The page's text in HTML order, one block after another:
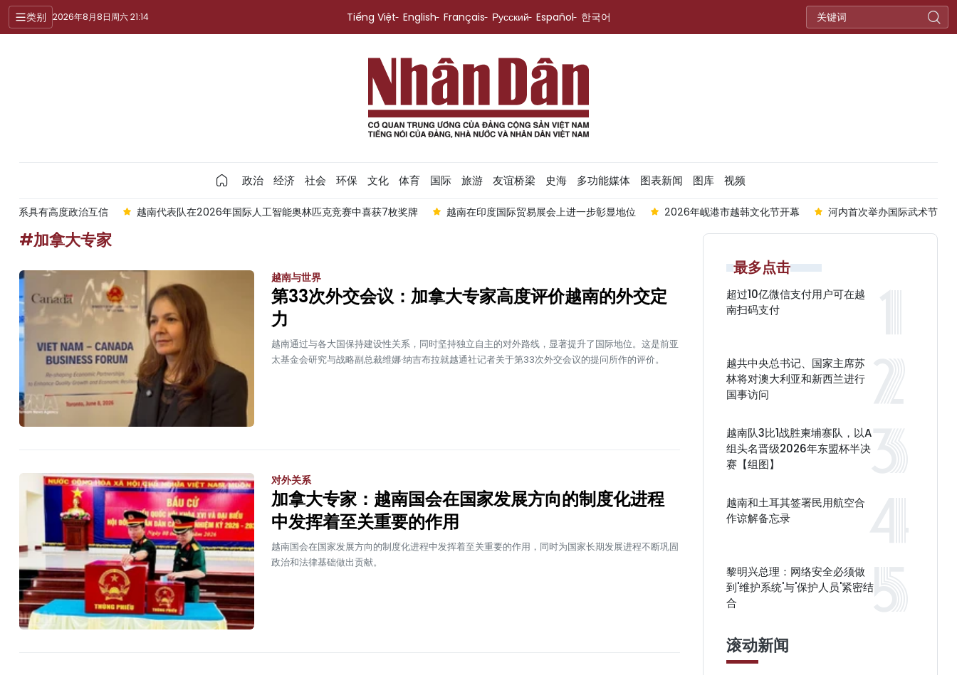
类别 2026年8月8日周六 21:14 Tiếng Việt English Français Русский Español 한국어
政治 经济 社会 环保 文化 体育 国际 旅游 友谊桥梁 史海 多功能媒体 图表新闻 图库 视频
关系具有高度政治互信 越南代表队在2026年国际人工智能奥林匹克竞赛中喜获7枚奖牌 越南在印度国际贸易展会上进一步彰显地位 2026年岘港市越韩文化节开幕 河内首次举办国际武术节
#加拿大专家
越南与世界
第33次外交会议：加拿大专家高度评价越南的外交定
力
越南通过与各大国保持建设性关系，同时坚持独立自主的对外路线，显著提升了国际地位。这是前亚
太基金会研究与战略副总裁维娜·纳吉布拉就越通社记者关于第33次外交会议的提问所作的评价。
对外关系
加拿大专家：越南国会在国家发展方向的制度化进程
中发挥着至关重要的作用
越南国会在国家发展方向的制度化进程中发挥着至关重要的作用，同时为国家长期发展进程不断巩固
政治和法律基础做出贡献。
最多点击
超过10亿微信支付用户可在越
南扫码支付
越共中央总书记、国家主席苏
林将对澳大利亚和新西兰进行
国事访问
越南队3比1战胜柬埔寨队，以A
组头名晋级2026年东盟杯半决
赛【组图】
越南和土耳其签署民用航空合
作谅解备忘录
黎明兴总理：网络安全必须做
到'维护系统'与'保护人员'紧密结
合
滚动新闻